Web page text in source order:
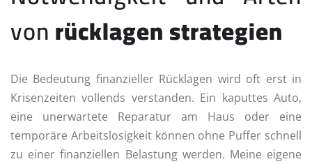
vonrücklagen strategien
Die Bedeutung finanzieller Rücklagen wird oft erst in
Krisenzeiten vollends verstanden. Ein kaputtes Auto,
eine unerwartete Reparatur am Haus oder eine
temporäre Arbeitslosigkeit können ohne Puffer schnell
zu einer finanziellen Belastung werden. Meine eigene